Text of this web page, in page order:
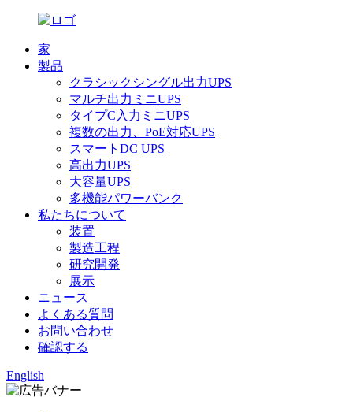
家
製品
クラシックシングル出力UPS
マルチ出力ミニUPS
タイプC入力ミニUPS
複数の出力、PoE対応UPS
スマートDC UPS
高出力UPS
大容量UPS
多機能パワーバンク
私たちについて
装置
製造工程
研究開発
展示
ニュース
よくある質問
お問い合わせ
確認する
English